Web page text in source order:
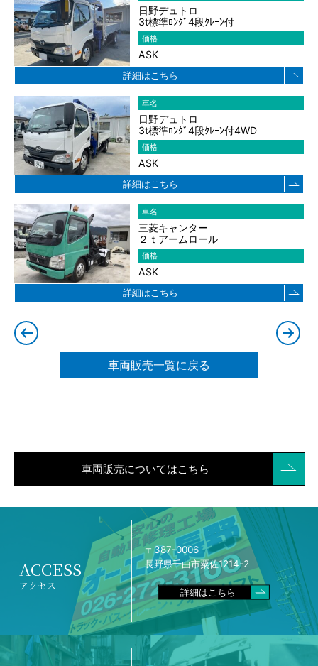
日野デュトロ
3t標準ﾛﾝｸﾞ4段ｸﾚｰﾝ付
価格
ASK
詳細はこちら
車名
日野デュトロ
3t標準ﾛﾝｸﾞ4段ｸﾚｰﾝ付4WD
価格
ASK
詳細はこちら
車名
三菱キャンター
２ｔアームロール
価格
ASK
詳細はこちら
車両販売一覧に戻る
車両販売についてはこちら
ACCESS
アクセス
〒387-0006
長野県千曲市粟佐1214-2
詳細はこちら